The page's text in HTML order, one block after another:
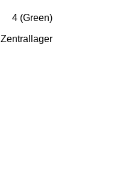
4 (Green)
Zentrallager